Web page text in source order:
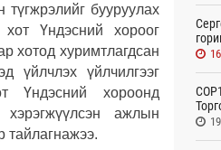
бууруулах
Үндэсний хороог
хотод хуримтлагдсан
үйлчлэх үйлчилгээг
Үндэсний хороонд
ажлын
тайлагнажээ.